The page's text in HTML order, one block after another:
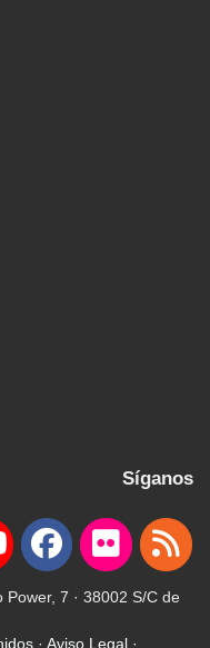
Síganos
Power, 7 · 38002 S/C de
· Aviso Legal ·